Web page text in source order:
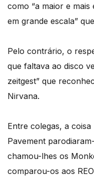
como “a maior e
em grande escala”
Pelo contrário, o
que faltava ao disco
zeitgest” que
Nirvana.
Entre colegas, a
Pavement
chamou-lhes os
comparou-os aos